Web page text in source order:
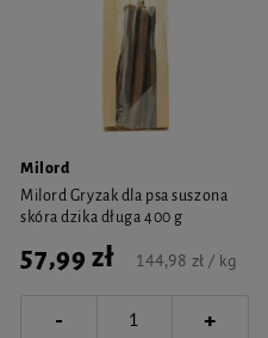
Milord
Milord Gryzak dla psa suszona
skóra dzika długa 400 g
57,99 zł 144,98 zł / kg
- +